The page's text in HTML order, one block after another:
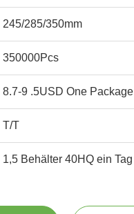
245/285/350mm
350000Pcs
8.7-9 .5USD One Package
T/T
1,5 Behälter 40HQ ein Tag